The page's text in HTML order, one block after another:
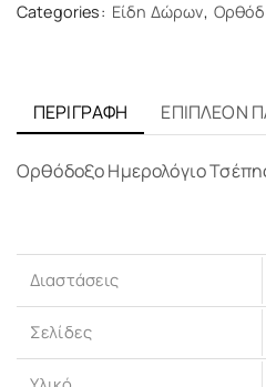
Categories: Είδη Δώρων,
ΠΕΡΙΓΡΑΦΉ ΕΠΙΠΛΈΟΝ
Ορθόδοξο Ημερολόγιο
Διαστάσεις
Σελίδες